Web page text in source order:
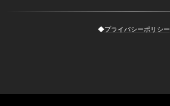
◆プライバシーポリシー